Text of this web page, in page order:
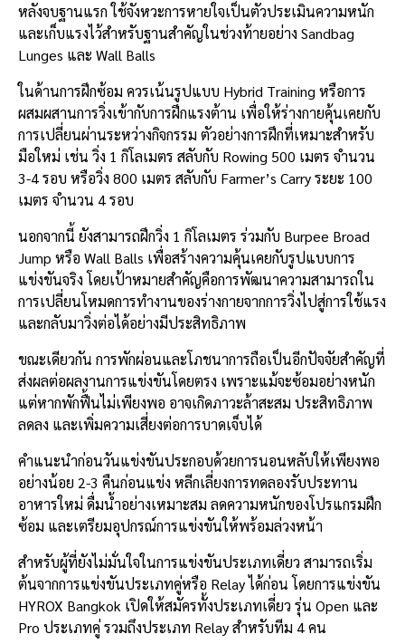
หลังจบฐานแรก ใช้จังหวะการหายใจเป็นตัวประเมินความหนัก
และเก็บแรงไว้สำหรับฐานสำคัญในช่วงท้ายอย่าง Sandbag
Lunges และ Wall Balls
ในด้านการฝึกซ้อม ควรเน้นรูปแบบ Hybrid Training หรือการ
ผสมผสานการวิ่งเข้ากับการฝึกแรงต้าน เพื่อให้ร่างกายคุ้นเคยกับ
การเปลี่ยนผ่านระหว่างกิจกรรม ตัวอย่างการฝึกที่เหมาะสำหรับ
มือใหม่ เช่น วิ่ง 1 กิโลเมตร สลับกับ Rowing 500 เมตร จำนวน
3-4 รอบ หรือวิ่ง 800 เมตร สลับกับ Farmer’s Carry ระยะ 100
เมตร จำนวน 4 รอบ
นอกจากนี้ ยังสามารถฝึกวิ่ง 1 กิโลเมตร ร่วมกับ Burpee Broad
Jump หรือ Wall Balls เพื่อสร้างความคุ้นเคยกับรูปแบบการ
แข่งขันจริง โดยเป้าหมายสำคัญคือการพัฒนาความสามารถใน
การเปลี่ยนโหมดการทำงานของร่างกายจากการวิ่งไปสู่การใช้แรง
และกลับมาวิ่งต่อได้อย่างมีประสิทธิภาพ
ขณะเดียวกัน การพักผ่อนและโภชนาการถือเป็นอีกปัจจัยสำคัญที่
ส่งผลต่อผลงานการแข่งขันโดยตรง เพราะแม้จะซ้อมอย่างหนัก
แต่หากพักฟื้นไม่เพียงพอ อาจเกิดภาวะล้าสะสม ประสิทธิภาพ
ลดลง และเพิ่มความเสี่ยงต่อการบาดเจ็บได้
คำแนะนำก่อนวันแข่งขันประกอบด้วยการนอนหลับให้เพียงพอ
อย่างน้อย 2-3 คืนก่อนแข่ง หลีกเลี่ยงการทดลองรับประทาน
อาหารใหม่ ดื่มน้ำอย่างเหมาะสม ลดความหนักของโปรแกรมฝึก
ซ้อม และเตรียมอุปกรณ์การแข่งขันให้พร้อมล่วงหน้า
สำหรับผู้ที่ยังไม่มั่นใจในการแข่งขันประเภทเดี่ยว สามารถเริ่ม
ต้นจากการแข่งขันประเภทคู่หรือ Relay ได้ก่อน โดยการแข่งขัน
HYROX Bangkok เปิดให้สมัครทั้งประเภทเดี่ยว รุ่น Open และ
Pro ประเภทคู่ รวมถึงประเภท Relay สำหรับทีม 4 คน